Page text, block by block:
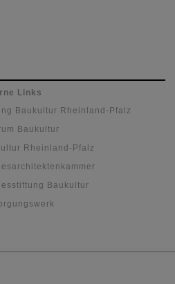
Links
Baukultur Rheinland-Pfalz
Baukultur
Rheinland-Pfalz
Baukultur